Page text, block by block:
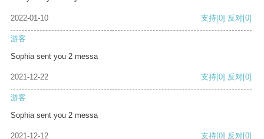
2022-01-10 支持[0] 反对[0]
游客
Sophia sent you 2 messa
2021-12-22 支持[0] 反对[0]
游客
Sophia sent you 2 messa
2021-12-12 支持[0] 反对[0]